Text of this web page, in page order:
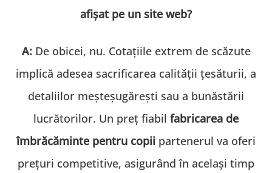
afișat pe un site web?
A:De obicei, nu. Cotațiile extrem de scăzute
implică adesea sacrificarea calității țesăturii, a
detaliilor meșteșugărești sau a bunăstării
lucrătorilor. Un preț fiabil fabricarea de
îmbrăcăminte pentru copii partenerul va oferi
prețuri competitive, asigurând în același timp